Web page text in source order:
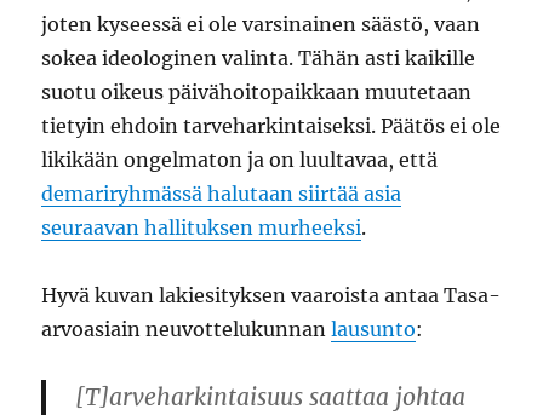
joten kyseessä ei ole varsinainen säästö, vaan
sokea ideologinen valinta. Tähän asti kaikille
suotu oikeus päivähoitopaikkaan muutetaan
tietyin ehdoin tarveharkintaiseksi. Päätös ei ole
likikään ongelmaton ja on luultavaa, että
demariryhmässä halutaan siirtää asia
seuraavan hallituksen murheeksi.
Hyvä kuvan lakiesityksen vaaroista antaa Tasa-
arvoasiain neuvottelukunnanlausunto:
[T]arveharkintaisuus saattaa johtaa